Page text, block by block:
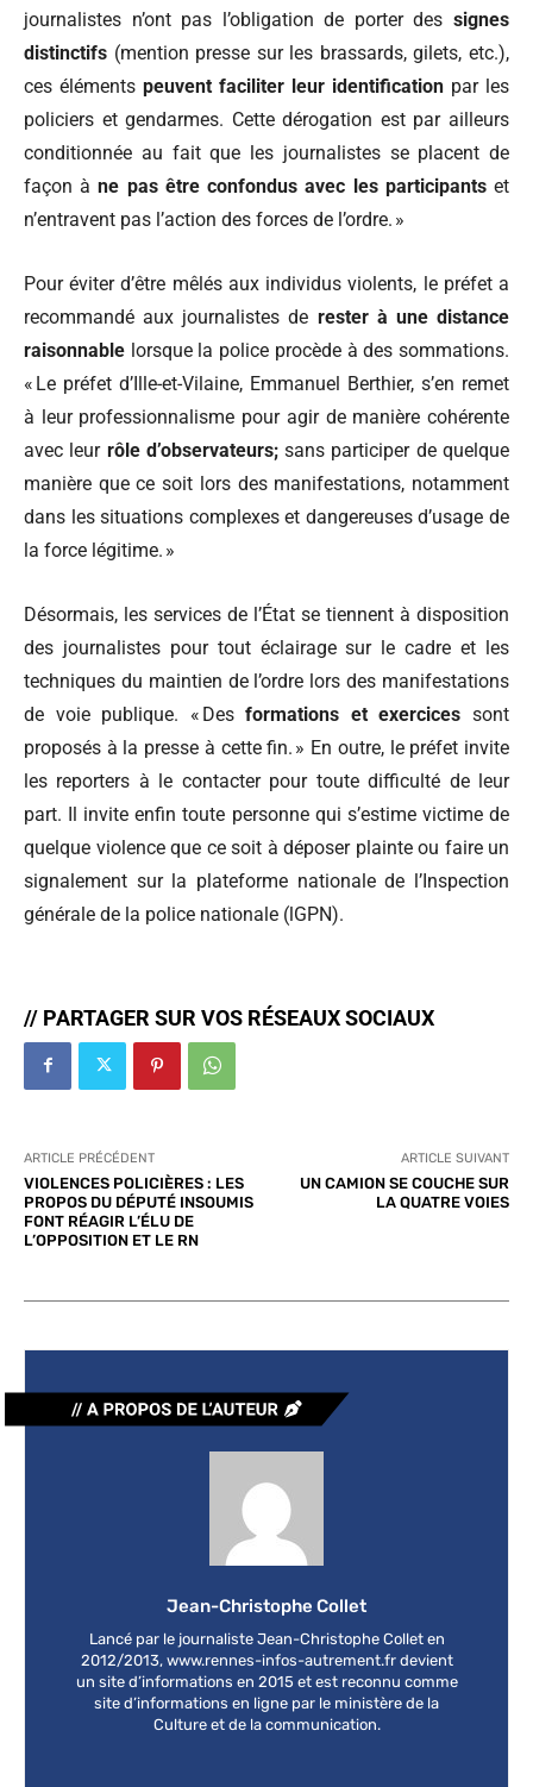
journalistes n’ont pas l’obligation de porter des signes
distinctifs (mention presse sur les brassards, gilets, etc.),
ces éléments peuvent faciliter leur identification par les
policiers et gendarmes. Cette dérogation est par ailleurs
conditionnée au fait que les journalistes se placent de
façon à ne pas être confondus avec les participantset
n’entravent pas l’action des forces de l’ordre. »
Pour éviter d’être mêlés aux individus violents, le préfet a
recommandé aux journalistes de rester à une distance
raisonnable lorsque la police procède à des sommations.
« Le préfet d’Ille-et-Vilaine, Emmanuel Berthier, s’en remet
à leur professionnalisme pour agir de manière cohérente
avec leur rôle d’observateurs;sans participer de quelque
manière que ce soit lors des manifestations, notamment
dans les situations complexes et dangereuses d’usage de
la force légitime. »
Désormais, les services de l’État se tiennent à disposition
des journalistes pour tout éclairage sur le cadre et les
techniques du maintien de l’ordre lors des manifestations
de voie publique. « Desformations et exercices sont
proposés à la presse à cette fin. » En outre, le préfet invite
les reporters à le contacter pour toute difficulté de leur
part. Il invite enfin toute personne qui s’estime victime de
quelque violence que ce soit à déposer plainte ou faire un
signalement sur la plateforme nationale de l’Inspection
générale de la police nationale (lGPN).
// PARTAGER SUR VOS RÉSEAUX SOCIAUX
ARTICLE PRÉCÉDENT
VIOLENCES POLICIÈRES : LES
PROPOS DU DÉPUTÉ INSOUMIS
FONT RÉAGIR L’ÉLU DE
L’OPPOSITION ET LE RN
ARTICLE SUIVANT
UN CAMION SE COUCHE SUR
LA QUATRE VOIES
Jean-Christophe Collet
Lancé par le journaliste Jean-Christophe Collet en
2012/2013, www.rennes-infos-autrement.fr devient
un site d’informations en 2015 et est reconnu comme
site d’informations en ligne par le ministère de la
Culture et de la communication.